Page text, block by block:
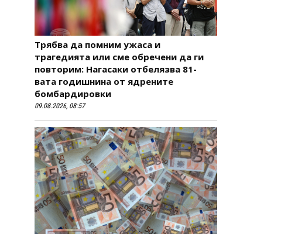
Трябва да помним ужаса и
трагедията или сме обречени да ги
повторим: Нагасаки отбелязва 81-
вата годишнина от ядрените
бомбардировки
09.08.2026, 08:57